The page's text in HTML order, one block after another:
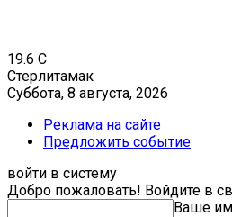
19.6 C
Стерлитамак
Суббота, 8 августа, 2026
Реклама на сайте
Предложить событие
войти в систему
Добро пожаловать! Войдите в
Ваше